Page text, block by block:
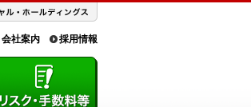
会社案内 採用情報